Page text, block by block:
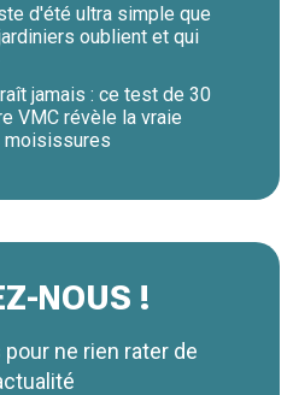
d'été ultra simple que
oublient et qui
jamais : ce test de 30
VMC révèle la vraie
moisissures
NOUS !
ne rien rater de